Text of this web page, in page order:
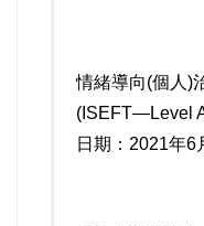
情緒導向(個人)
(ISEFT—Level
日期：2021年6